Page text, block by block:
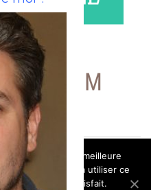
vous garantir la meilleure
vous continuez à utiliser ce
vous en êtes satisfait.